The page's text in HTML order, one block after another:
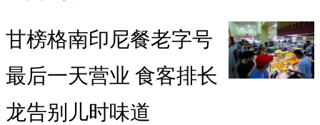
甘榜格南印尼餐老字号
最后一天营业 食客排长
龙告别儿时味道